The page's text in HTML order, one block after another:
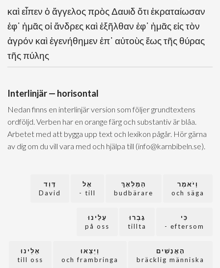
καὶ εἶπεν ὁ ἄγγελος πρὸς Δαυιδ ὅτι ἐκραταίωσαν
ἐφ᾽ ἡμᾶς οἱ ἄνδρες καὶ ἐξῆλθαν ἐφ᾽ ἡμᾶς εἰς τὸν
ἀγρόν καὶ ἐγενήθημεν ἐπ᾽ αὐτοὺς ἕως τῆς θύρας
τῆς πύλης
Interlinjär — horisontal
Nedan finns en interlinjär version som följer grundtextens
ordföljd. Verben har en orange färg och substantiv är blåa.
Arbetet med att bygga upp text och lexikon pågår. Hör gärna
av dig om du vill vara med och hjälpa till (info@karnbibeln.se).
וַיֹּאמֶר
och säga
הַמַּלְאָךְ
budbärare
אֶל
till -
דָּוִד
David
כִּי
eftersom -
גָבְרוּ
tillta
עָלֵינוּ
på oss
הָאֲנָשִׁים
bräcklig människa
וַיֵּצְאוּ
och frambringa
אֵלֵינוּ
till oss